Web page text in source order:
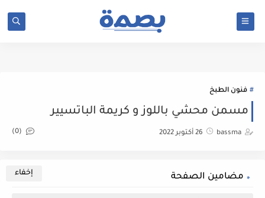
فنون الطبخ
مسمن محشي باللوز و كريمة الباتسيير
bassma 26 أكتوبر 2022 (0)
مضامين الصفحة